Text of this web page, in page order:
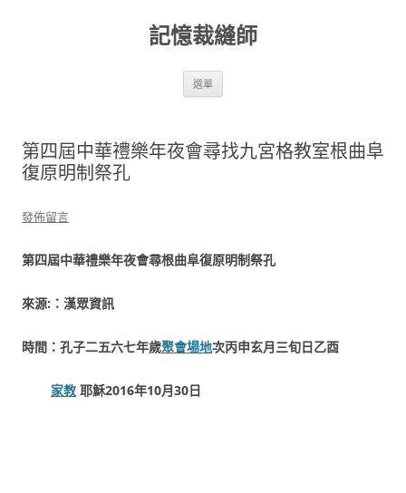
記憶裁縫師
選單
第四屆中華禮樂年夜會尋找九宮格教室根曲阜
復原明制祭孔
發佈留言
第四屆中華禮樂年夜會尋根曲阜復原明制祭孔
來源:：漢眾資訊
時間：孔子二五六七年歲聚會場地次丙申玄月三旬日乙酉
家教 耶穌2016年10月30日